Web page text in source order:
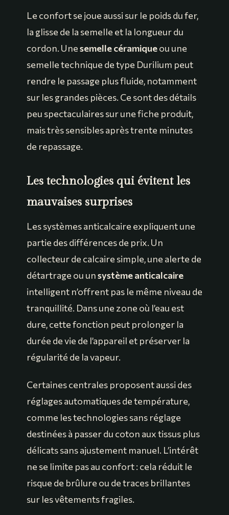
Le confort se joue aussi sur le poids du fer,
la glisse de la semelle et la longueur du
cordon. Unesemelle céramiqueou une
semelle technique de type Durilium peut
rendre le passage plus fluide, notamment
sur les grandes pièces. Ce sont des détails
peu spectaculaires sur une fiche produit,
mais très sensibles après trente minutes
de repassage.
Les technologies qui évitent les
mauvaises surprises
Les systèmes anticalcaire expliquent une
partie des différences de prix. Un
collecteur de calcaire simple, une alerte de
détartrage ou unsystème anticalcaire
intelligent n’offrent pas le même niveau de
tranquillité. Dans une zone où l’eau est
dure, cette fonction peut prolonger la
durée de vie de l’appareil et préserver la
régularité de la vapeur.
Certaines centrales proposent aussi des
réglages automatiques de température,
comme les technologies sans réglage
destinées à passer du coton aux tissus plus
délicats sans ajustement manuel. L’intérêt
ne se limite pas au confort : cela réduit le
risque de brûlure ou de traces brillantes
sur les vêtements fragiles.